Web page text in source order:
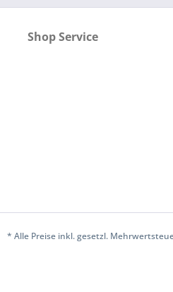
Shop Service
* Alle Preise inkl. gesetzl.